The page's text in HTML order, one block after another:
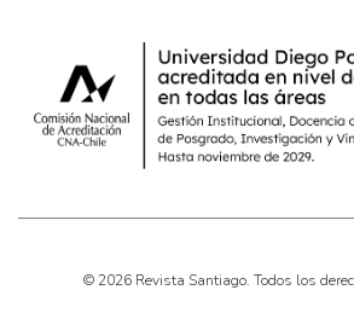
© 2026 Revista Santiago. Todos los